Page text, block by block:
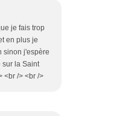
je fais trop
en plus je
sinon j'espère
sur la Saint
<br /> <br />